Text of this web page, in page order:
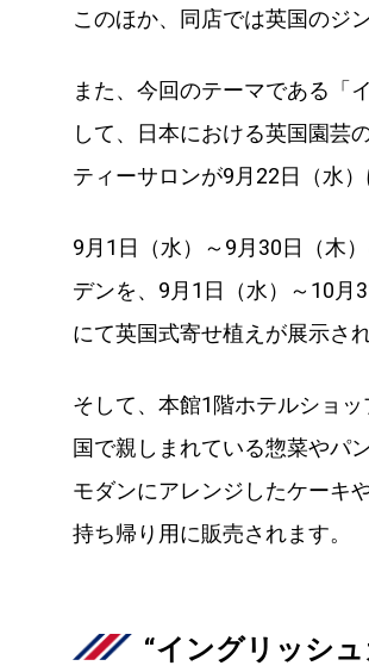
このほか、同店では英国のジ
また、今回のテーマである「
して、日本における英国園芸
ティーサロンが9月22日（水）
9月1日（水）～9月30日（木
デンを、9月1日（水）～10月
にて英国式寄せ植えが展示され
そして、本館1階ホテルショ
国で親しまれている惣菜やパ
モダンにアレンジしたケーキ
持ち帰り用に販売されます。
“イングリッシ